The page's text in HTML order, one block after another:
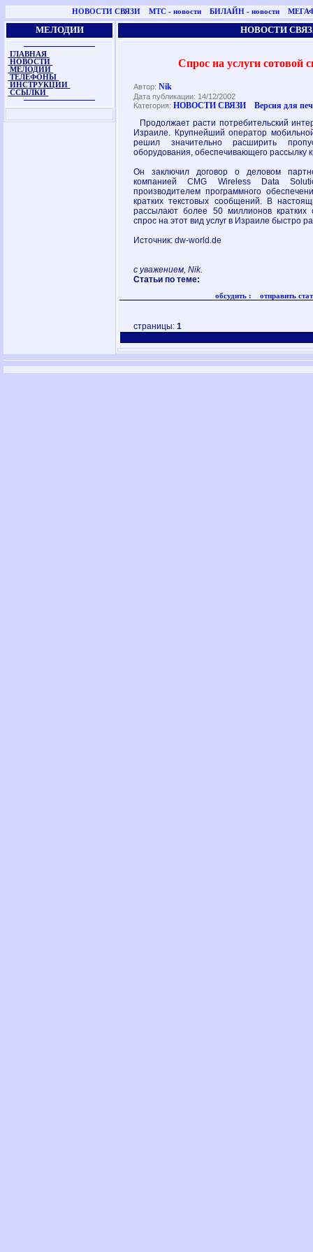
НОВОСТИ СВЯЗИ МТС - новости БИЛАЙН - новости
МЕЛОДИИ
ГЛАВНАЯ
НОВОСТИ
МЕЛОДИИ
ТЕЛЕФОНЫ
ИНСТРУКЦИИ
ССЫЛКИ
НОВОСТИ
Спрос на услуги сотовой
Автор:Nik
Дата публикации: 14/12/2002
Категория:НОВОСТИ СВЯЗИ
Версия для
Продолжает расти потребительский
Израиле. Крупнейший оператор
решил значительно расширить
оборудования, обеспечивающего рассылку
Он заключил договор о деловом
компанией CMG Wireless Data
производителем программного
кратких текстовых сообщений. В
рассылают более 50 миллионов
спрос на этот вид услуг в Израиле быстро
Источник: dw-world.de
с уважением, Nik.
Статьи по теме:
обсудить : отправить
страницы:1